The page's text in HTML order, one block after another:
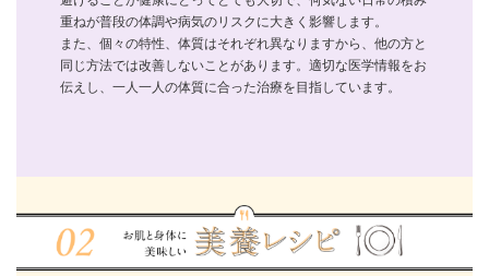
重ねが普段の体調や病気のリスクに大きく影響します。
また、個々の特性、体質はそれぞれ異なりますから、他の方と
同じ方法では改善しないことがあります。適切な医学情報をお
伝えし、一人一人の体質に合った治療を目指しています。